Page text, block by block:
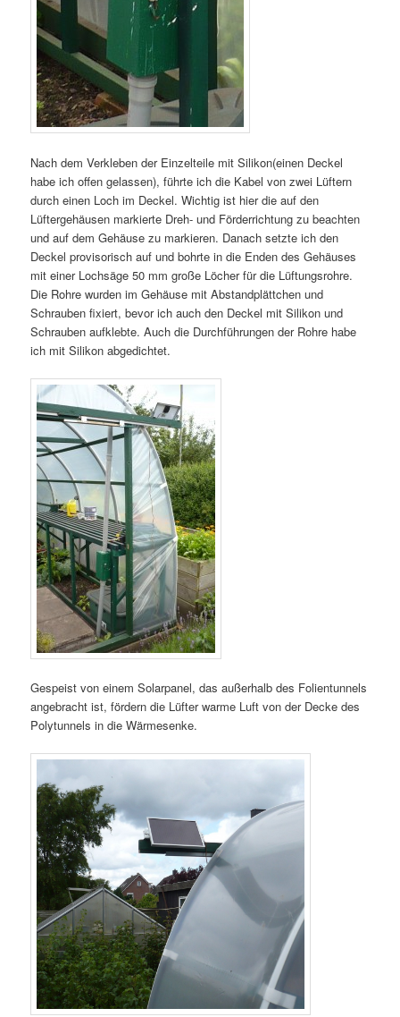
Nach dem Verkleben der Einzelteile mit Silikon(einen Deckel
habe ich offen gelassen), führte ich die Kabel von zwei Lüftern
durch einen Loch im Deckel. Wichtig ist hier die auf den
Lüftergehäusen markierte Dreh- und Förderrichtung zu beachten
und auf dem Gehäuse zu markieren. Danach setzte ich den
Deckel provisorisch auf und bohrte in die Enden des Gehäuses
mit einer Lochsäge 50 mm große Löcher für die Lüftungsrohre.
Die Rohre wurden im Gehäuse mit Abstandplättchen und
Schrauben fixiert, bevor ich auch den Deckel mit Silikon und
Schrauben aufklebte. Auch die Durchführungen der Rohre habe
ich mit Silikon abgedichtet.
Gespeist von einem Solarpanel, das außerhalb des Folientunnels
angebracht ist, fördern die Lüfter warme Luft von der Decke des
Polytunnels in die Wärmesenke.